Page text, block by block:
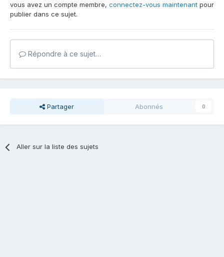
vous avez un compte membre, connectez-vous maintenant pour
publier dans ce sujet.
Répondre à ce sujet…
Partager Abonnés 0
Aller sur la liste des sujets